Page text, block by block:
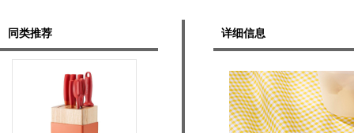
同类推荐 详细信息